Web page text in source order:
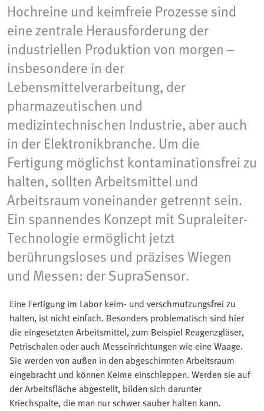
Hochreine und keimfreie Prozesse sind
eine zentrale Herausforderung der
industriellen Produktion von morgen –
insbesondere in der
Lebensmittelverarbeitung, der
pharmazeutischen und
medizintechnischen Industrie, aber auch
in der Elektronikbranche. Um die
Fertigung möglichst kontaminationsfrei zu
halten, sollten Arbeitsmittel und
Arbeitsraum voneinander getrennt sein.
Ein spannendes Konzept mit Supraleiter-
Technologie ermöglicht jetzt
berührungsloses und präzises Wiegen
und Messen: der SupraSensor.
Eine Fertigung im Labor keim- und verschmutzungsfrei zu
halten, ist nicht einfach. Besonders problematisch sind hier
die eingesetzten Arbeitsmittel, zum Beispiel Reagenzgläser,
Petrischalen oder auch Messeinrichtungen wie eine Waage.
Sie werden von außen in den abgeschirmten Arbeitsraum
eingebracht und können Keime einschleppen. Werden sie auf
der Arbeitsfläche abgestellt, bilden sich darunter
Kriechspalte, die man nur schwer sauber halten kann.